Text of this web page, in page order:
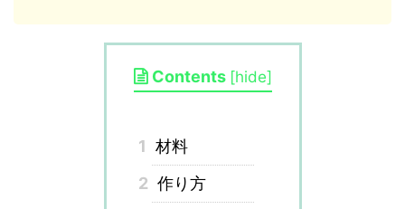
Contents [hide]
1 材料
2 作り方